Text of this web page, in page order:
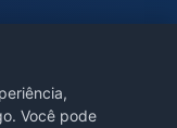
Você pode